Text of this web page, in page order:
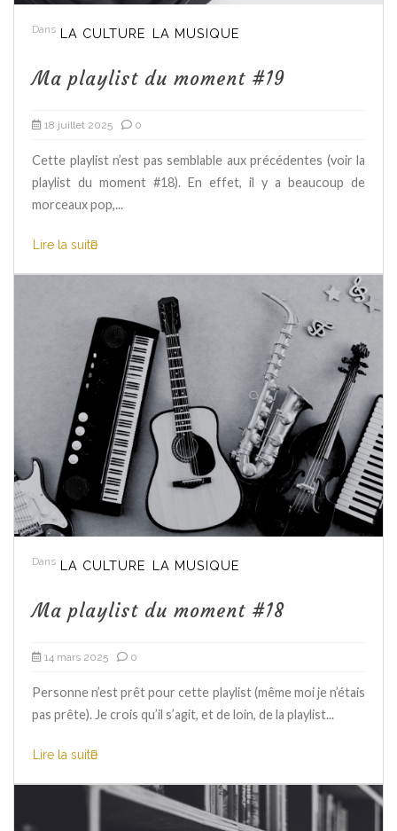
Dans LA CULTURE LA MUSIQUE
Ma playlist du moment #19
18 juillet 2025 0
Cette playlist n’est pas semblable aux précédentes (voir la
playlist du moment #18). En effet, il y a beaucoup de
morceaux pop,...
Lire la suite
Dans LA CULTURE LA MUSIQUE
Ma playlist du moment #18
14 mars 2025 0
Personne n’est prêt pour cette playlist (même moi je n’étais
pas prête). Je crois qu’il s’agit, et de loin, de la playlist...
Lire la suite